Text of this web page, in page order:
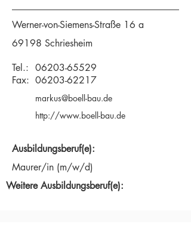
Werner-von-Siemens-Straße 16 a
69198 Schriesheim
Tel.:
Fax:
06203-65529
06203-62217
markus@boell-bau.de
http://www.boell-bau.de
Ausbildungsberuf(e):
Maurer/in (m/w/d)
Weitere Ausbildungsberuf(e):